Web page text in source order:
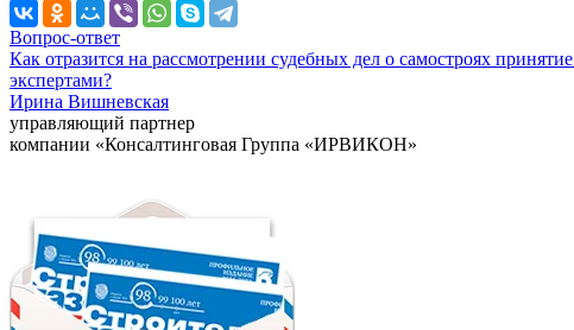
Вопрос-ответ
Как отразится на рассмотрении судебных дел о самостроях
экспертами?
Ирина Вишневская
управляющий партнер
компании «Консалтинговая Группа «ИРВИКОН»